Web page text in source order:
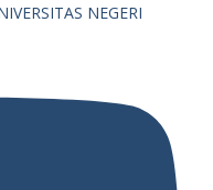
NEGERI